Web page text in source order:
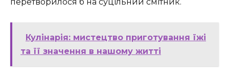
Кулінарія: мистецтво приготування їжі
та її значення в нашому житті